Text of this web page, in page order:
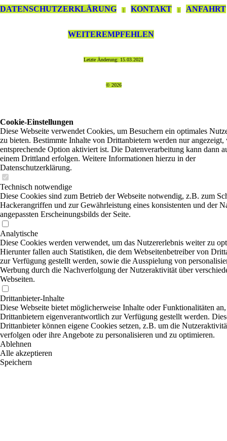
DATENSCHUTZERKLÄRUNG KONTAKT ANFAHRT
WEITEREMPFEHLEN
Letzte Änderung: 15.03.2021
© 2026
Cookie-Einstellungen
Diese Webseite verwendet Cookies, um Besuchern ein optimales
zu bieten. Bestimmte Inhalte von Drittanbietern werden nur angezeigt,
entsprechende Option aktiviert ist. Die Datenverarbeitung kann dann
einem Drittland erfolgen. Weitere Informationen hierzu in der
Datenschutzerklärung.
Technisch notwendige
Diese Cookies sind zum Betrieb der Webseite notwendig, z.B. zum
Hackerangriffen und zur Gewährleistung eines konsistenten und der
angepassten Erscheinungsbilds der Seite.
Analytische
Diese Cookies werden verwendet, um das Nutzererlebnis weiter zu
Hierunter fallen auch Statistiken, die dem Webseitenbetreiber von
zur Verfügung gestellt werden, sowie die Ausspielung von
Werbung durch die Nachverfolgung der Nutzeraktivität über
Webseiten.
Drittanbieter-Inhalte
Diese Webseite bietet möglicherweise Inhalte oder Funktionalitäten
Drittanbietern eigenverantwortlich zur Verfügung gestellt werden.
Drittanbieter können eigene Cookies setzen, z.B. um die
verfolgen oder ihre Angebote zu personalisieren und zu optimieren.
Ablehnen
Alle akzeptieren
Speichern